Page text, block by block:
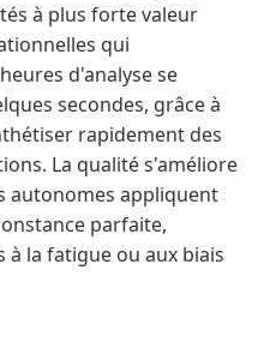
à plus forte valeur
qui
d'analyse se
secondes, grâce à
rapidement des
La qualité s'améliore
autonomes appliquent
parfaite,
à la fatigue ou aux biais